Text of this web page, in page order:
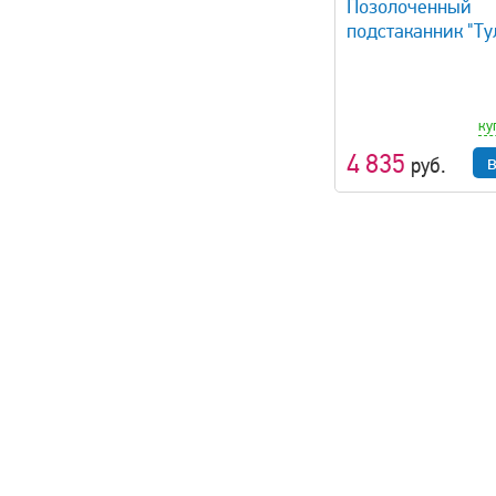
Позолоченный
подстаканник
4 835 руб.